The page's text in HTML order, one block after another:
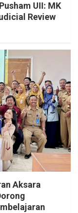
UII: MK
Review
Aksara